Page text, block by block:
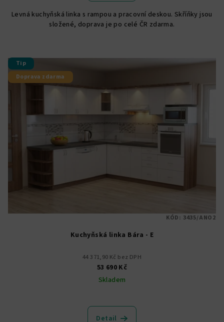
Levná kuchyňská linka s rampou a pracovní deskou. Skříňky jsou
složené, doprava je po celé ČR zdarma.
Tip
Doprava zdarma
Kuchyňská linka Bára - E
44 371,90 Kč bez DPH
53 690 Kč
Skladem
hodnocení
produktu
Detail
KÓD: 3435/ANO2